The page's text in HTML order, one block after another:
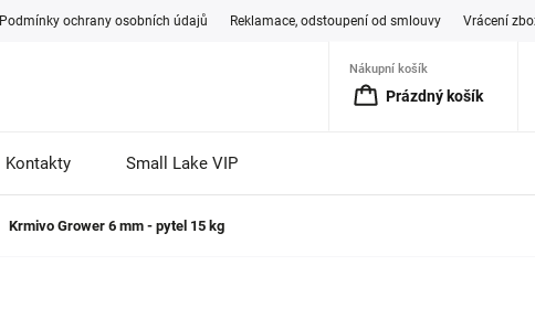
Podmínky ochrany osobních údajů Reklamace, odstoupení od smlouvy Vrácení
Nákupní košík
Prázdný košík
Kontakty Small Lake VIP
Krmivo Grower 6 mm - pytel 15 kg